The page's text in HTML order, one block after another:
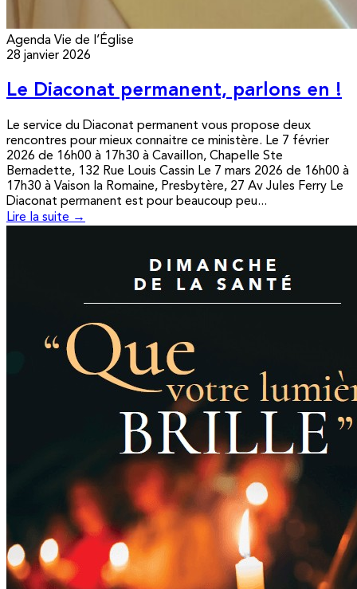
Agenda Vie de l’Église
28 janvier 2026
Le Diaconat permanent, parlons en !
Le service du Diaconat permanent vous propose deux
rencontres pour mieux connaitre ce ministère. Le 7 février
2026 de 16h00 à 17h30 à Cavaillon, Chapelle Ste
Bernadette, 132 Rue Louis Cassin Le 7 mars 2026 de 16h00 à
17h30 à Vaison la Romaine, Presbytère, 27 Av Jules Ferry Le
Diaconat permanent est pour beaucoup peu...
Lire la suite →